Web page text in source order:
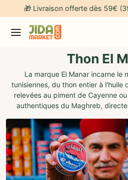
🎁 Livraison offerte dès 59€
Thon El
La marque El Manar incarne le
tunisiennes, du thon entier à l'huile
relevées au piment de Cayenne
authentiques du Maghreb,